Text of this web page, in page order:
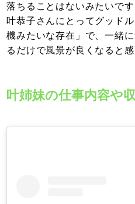
落ちることはないみたいです
叶恭子さんにとってグッド
機みたいな存在」で、一緒
るだけで風景が良くなると
叶姉妹の仕事内容や